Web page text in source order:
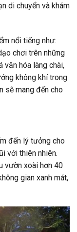
di chuyển và khám
nổi tiếng như:
chơi trên những
văn hóa làng chài,
không khí trong
sẽ mang đến cho
đến lý tưởng cho
với thiên nhiên.
vườn xoài hơn 40
gian xanh mát,